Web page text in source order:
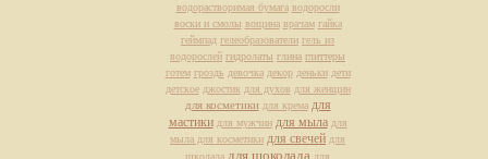
водорастворимая бумага водоросли
воски и смолы вощина врачам гайка
геймпад гелеобразователи гель из
водорослей гидролаты глина глиттеры
готем гроздь девочка декор деньки дети
детское джостик для духов для женщин
для косметики для крема для
мастики для мужчин для мыла для
мыла для косметики для свечей для
школада для шоколада для